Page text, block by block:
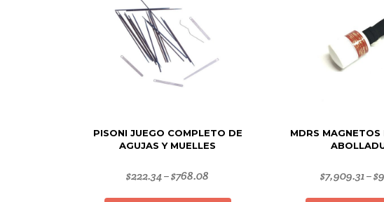
PISONI JUEGO COMPLETO DE
AGUJAS Y MUELLES
$222.34–$768.08
Este
MDRS MAGNETOS
$7,909.31–$